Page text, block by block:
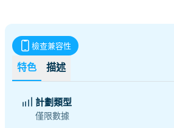
特色 描述
檢查兼容性
計劃類型
僅限數據